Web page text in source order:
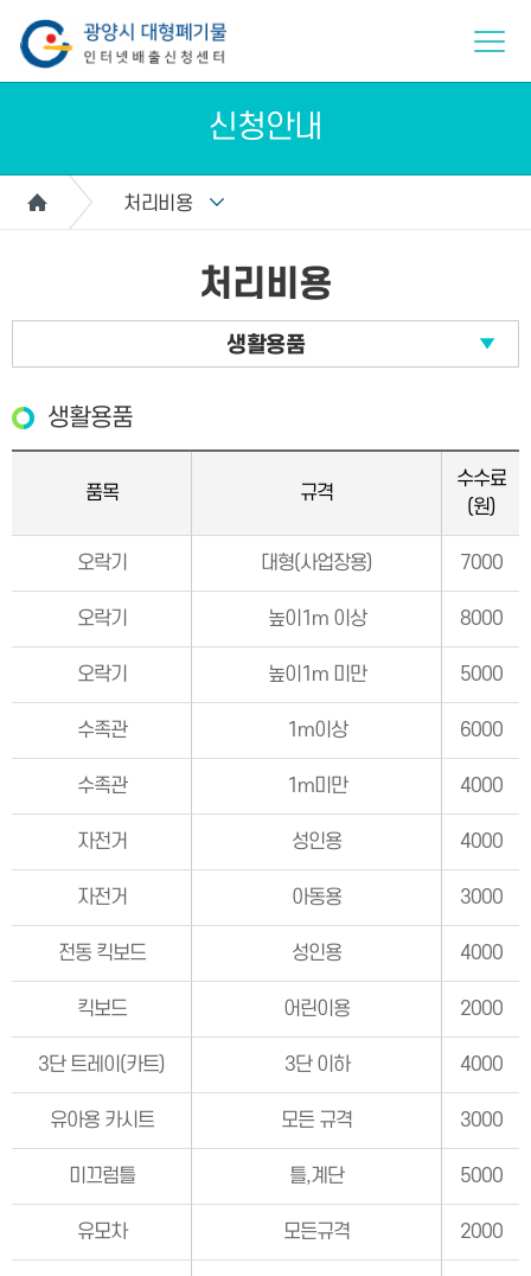
신청안내
처리비용
처리비용
생활용품
생활용품
품목 규격
수수료
(원)
오락기 대형(사업장용) 7000
오락기 높이1m 이상 8000
오락기 높이1m 미만 5000
수족관 1m이상 6000
수족관 1m미만 4000
자전거 성인용 4000
자전거 아동용 3000
전동 킥보드 성인용 4000
킥보드 어린이용 2000
3단 트레이(카트) 3단 이하 4000
유아용 카시트 모든 규격 3000
미끄럼틀 틀,계단 5000
유모차 모든규격 2000